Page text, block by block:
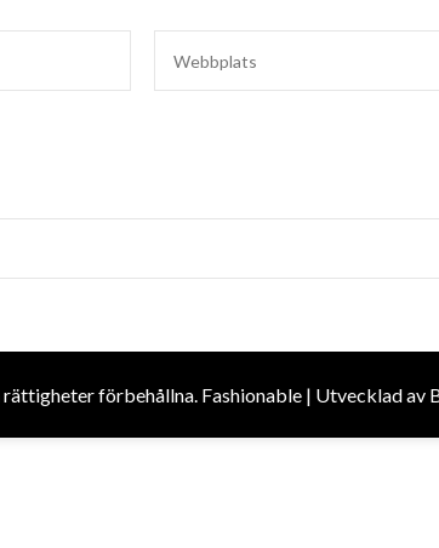
rättigheter förbehållna. Fashionable | Utvecklad av